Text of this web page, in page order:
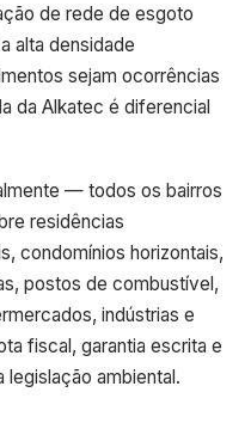
de rede de esgoto
alta densidade
sejam ocorrências
da Alkatec é diferencial
— todos os bairros
residências
condomínios horizontais,
postos de combustível,
indústrias e
fiscal, garantia escrita e
ambiental.